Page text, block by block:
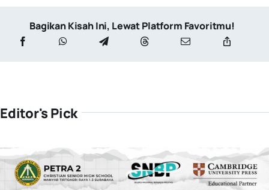
Bagikan Kisah Ini, Lewat Platform Favoritmu!
Editor's Pick